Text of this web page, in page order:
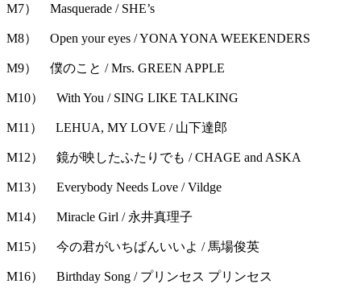
M7） Masquerade / SHE’s
M8） Open your eyes / YONA YONA WEEKENDERS
M9） 僕のこと / Mrs. GREEN APPLE
M10） With You / SING LIKE TALKING
M11） LEHUA, MY LOVE / 山下達郎
M12） 鏡が映したふたりでも / CHAGE and ASKA
M13） Everybody Needs Love / Vildge
M14） Miracle Girl / 永井真理子
M15） 今の君がいちばんいいよ / 馬場俊英
M16） Birthday Song / プリンセス プリンセス